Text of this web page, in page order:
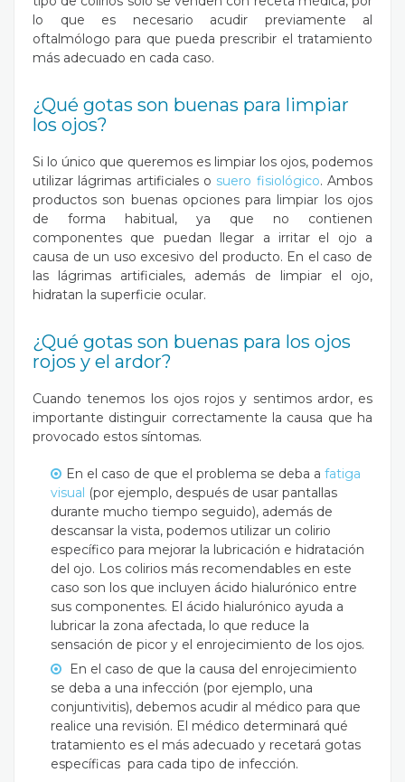
lo que es necesario acudir previamente al
oftalmólogo para que pueda prescribir el tratamiento
más adecuado en cada caso.
¿Qué gotas son buenas para limpiar
los ojos?
Si lo único que queremos es limpiar los ojos, podemos
utilizar lágrimas artificiales o suero fisiológico. Ambos
productos son buenas opciones para limpiar los ojos
de forma habitual, ya que no contienen
componentes que puedan llegar a irritar el ojo a
causa de un uso excesivo del producto. En el caso de
las lágrimas artificiales, además de limpiar el ojo,
hidratan la superficie ocular.
¿Qué gotas son buenas para los ojos
rojos y el ardor?
Cuando tenemos los ojos rojos y sentimos ardor, es
importante distinguir correctamente la causa que ha
provocado estos síntomas.
En el caso de que el problema se deba a fatiga
visual (por ejemplo, después de usar pantallas
durante mucho tiempo seguido), además de
descansar la vista, podemos utilizar un colirio
específico para mejorar la lubricación e hidratación
del ojo. Los colirios más recomendables en este
caso son los que incluyen ácido hialurónico entre
sus componentes. El ácido hialurónico ayuda a
lubricar la zona afectada, lo que reduce la
sensación de picor y el enrojecimiento de los ojos.
En el caso de que la causa del enrojecimiento
se deba a una infección (por ejemplo, una
conjuntivitis), debemos acudir al médico para que
realice una revisión. El médico determinará qué
tratamiento es el más adecuado y recetará gotas
específicas para cada tipo de infección.